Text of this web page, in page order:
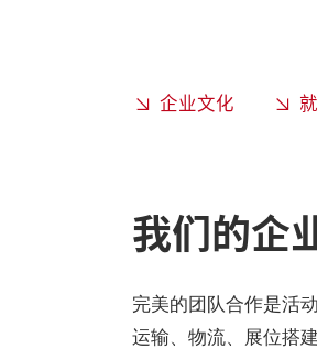
企业文化
我们的企
完美的团队合作是活
运输、物流、展位搭